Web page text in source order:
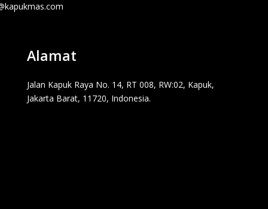
Alamat
Jalan Kapuk Raya No. 14, RT 008, RW:02, Kapuk,
Jakarta Barat, 11720, Indonesia.